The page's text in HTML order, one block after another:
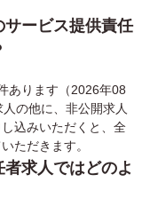
ービス提供責任
あります（2026年08
の他に、非公開求人
込みいただくと、全
ただきます。
求人ではどのよ